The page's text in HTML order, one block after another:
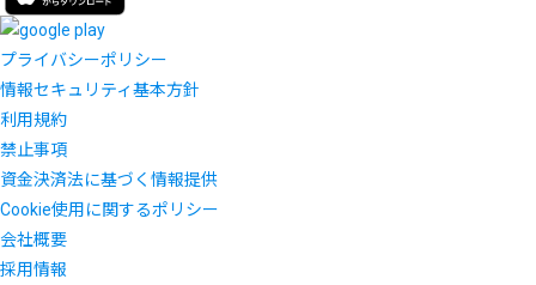
プライバシーポリシー
情報セキュリティ基本方針
利用規約
禁止事項
資金決済法に基づく情報提供
Cookie使用に関するポリシー
会社概要
採用情報